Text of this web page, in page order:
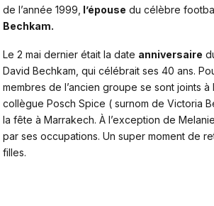
de l’année 1999, l’épouse du célèbre
Bechkam.
Le 2 mai dernier était la date anniversaire
David Bechkam, qui célébrait ses 40 ans.
membres de l’ancien groupe se sont joints à
collègue Posch Spice ( surnom de Victoria
la fête à Marrakech. À l’exception de
par ses occupations. Un super moment de
filles.